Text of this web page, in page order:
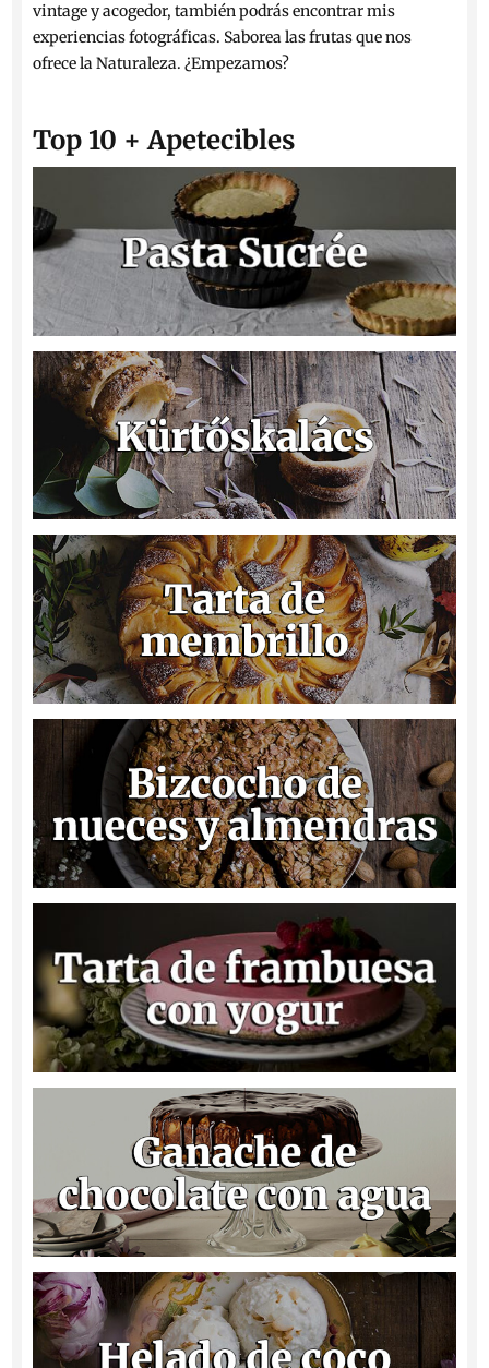
vintage y acogedor, también podrás encontrar mis
experiencias fotográficas. Saborea las frutas que nos
ofrece la Naturaleza. ¿Empezamos?
Top 10 + Apetecibles